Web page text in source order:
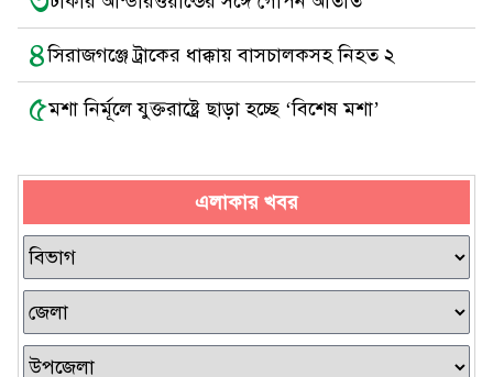
৪সিরাজগঞ্জে ট্রাকের ধাক্কায় বাসচালকসহ নিহত ২
৫মশা নির্মূলে যুক্তরাষ্ট্রে ছাড়া হচ্ছে ‘বিশেষ মশা’
এলাকার খবর